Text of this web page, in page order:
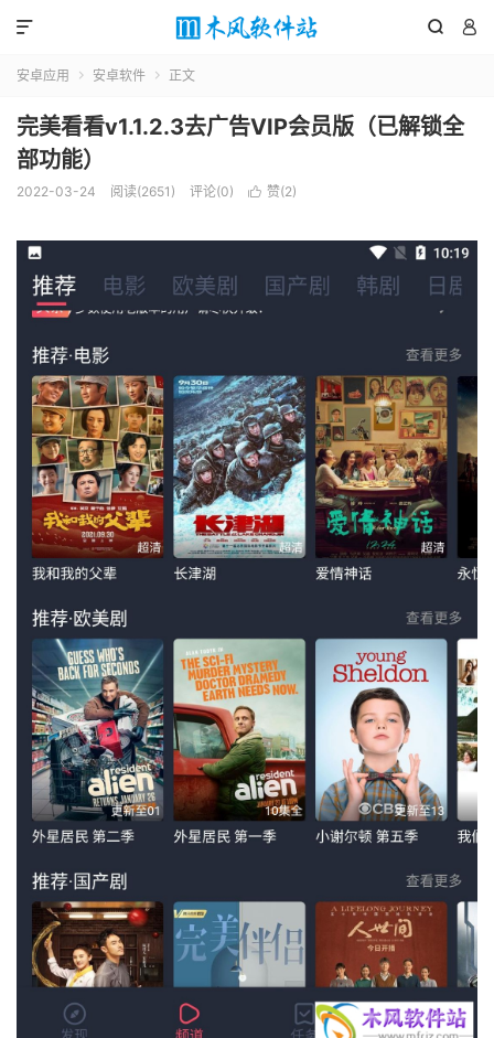
 

安卓应用  安卓软件  正文
完美看看v1.1.2.3去广告VIP会员版（已解锁全
部功能）
2022-03-24 阅读(2651) 评论(0)  赞(2)